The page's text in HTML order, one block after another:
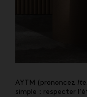
AYTM (prononcez
simple : respecter